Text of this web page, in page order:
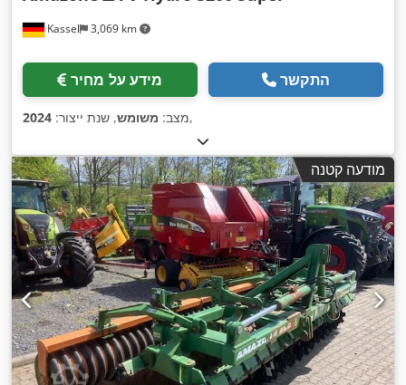
Kassel 3,069 km
מידע על מחיר התקשר
מצב: משומש, שנת ייצור: 2024 ,
מודעה קטנה